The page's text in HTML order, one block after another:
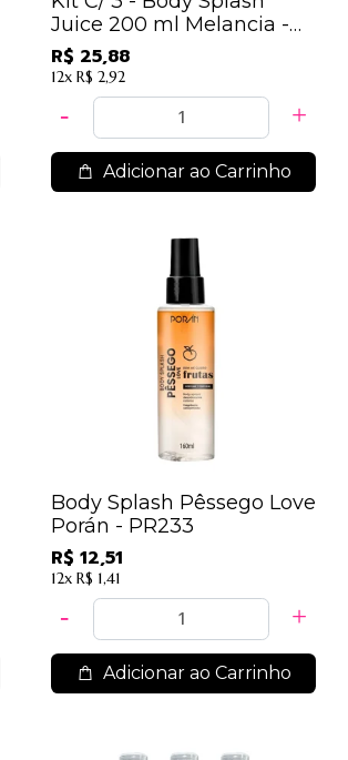
Juice 200 ml Melancia -
Dermachem
R$ 25,88
12x R$ 2,92
Adicionar ao Carrinho
Body Splash Pêssego Love
Porán - PR233
R$ 12,51
12x R$ 1,41
Adicionar ao Carrinho